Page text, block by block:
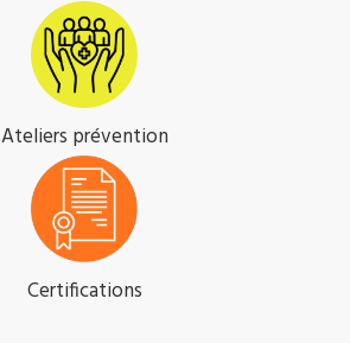
Ateliers prévention
Certifications